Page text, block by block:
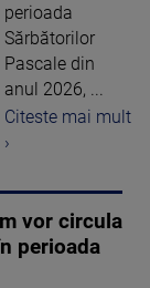
perioada
Sărbătorilor
Pascale din
anul 2026, ...
Citeste mai mult
›
vor circula
perioada